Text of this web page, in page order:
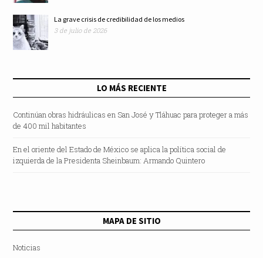
La grave crisis de credibilidad de los medios
3 de julio de 2026
LO MÁS RECIENTE
Continúan obras hidráulicas en San José y Tláhuac para proteger a más
de 400 mil habitantes
En el oriente del Estado de México se aplica la política social de
izquierda de la Presidenta Sheinbaum: Armando Quintero
MAPA DE SITIO
Noticias